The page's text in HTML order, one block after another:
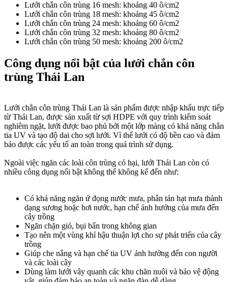
Lưới chắn côn trùng 16 mesh: khoảng 40 ô/cm2
Lưới chắn côn trùng 18 mesh: khoảng 45 ô/cm2
Lưới chắn côn trùng 24 mesh: khoảng 60 ô/cm2
Lưới chắn côn trùng 32 mesh: khoảng 80 ô/cm2
Lưới chắn côn trùng 50 mesh: khoảng 200 ô/cm2
Công dụng nổi bật của lưới chắn côn
trùng Thái Lan​
Lưới chắn côn trùng Thái Lan là sản phẩm được nhập khẩu trực tiếp
từ Thái Lan, được sản xuất từ sợi HDPE với quy trình kiểm soát
nghiêm ngặt, lưới được bao phủ bởi một lớp màng có khả năng chắn
tia UV và tạo độ dai cho sợi lưới. Vì thế lưới có độ bền cao và đảm
bảo được các yếu tố an toàn trong quá trình sử dụng.
Ngoài việc ngăn các loài côn trùng có hại, lưới Thái Lan còn có
nhiều công dụng nổi bật không thể không kể đến như:
Có khả năng ngăn ứ đọng nước mưa, phân tán hạt mưa thành
dạng sương hoặc hơi nước, hạn chế ảnh hưởng của mưa đến
cây trồng
Ngăn chặn gió, bụi bẩn trong không gian
Tạo nên một vùng khí hậu thuận lợi cho sự phát triển của cây
trồng
Giúp che nắng và hạn chế tia UV ảnh hưởng đến con người
và các loài cây
Dùng làm lưới vây quanh các khu chăn nuôi và bảo vệ động